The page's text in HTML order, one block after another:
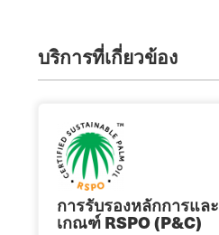
บริการที่เกี่ยวข้อง
การรับรองหลักการและ
เกณฑ์ RSPO (P&C)